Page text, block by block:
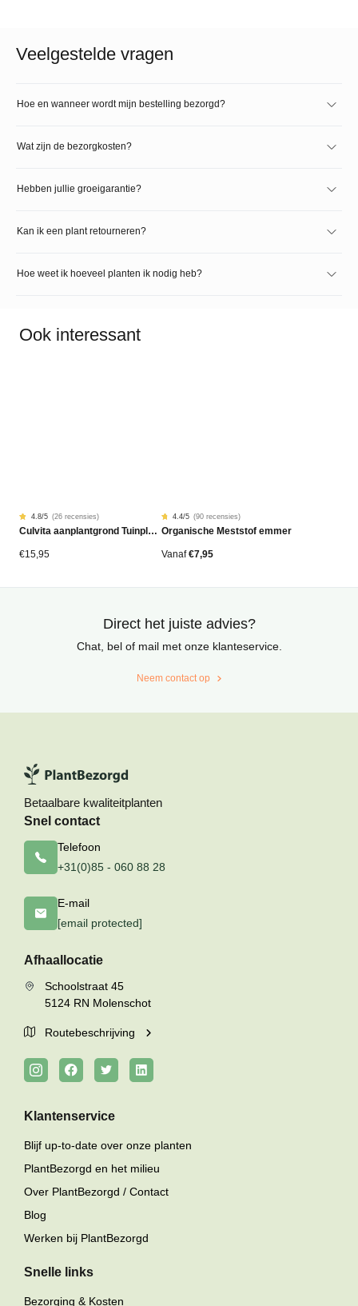
Veelgestelde vragen
Hoe en wanneer wordt mijn bestelling bezorgd?
Wat zijn de bezorgkosten?
Hebben jullie groeigarantie?
Kan ik een plant retourneren?
Hoe weet ik hoeveel planten ik nodig heb?
Ook interessant
Gewaardeerd
4.77
gebaseerd
op
26
4.8/5 (26 recensies)
Culvita aanplantgrond Tuinplanten, Bomen & Hagen BIO 40L
€15,95
Gewaardeerd
4.42
gebaseerd
op
90
4.4/5 (90 recensies)
Organische Meststof emmer
Vanaf €7,95
Direct het juiste advies?
Chat, bel of mail met onze klanteservice.
Neem contact op
Betaalbare kwaliteitplanten
Snel contact
Telefoon
+31(0)85 - 060 88 28
E-mail
[email protected]
Afhaallocatie
Schoolstraat 45
5124 RN Molenschot
Routebeschrijving
Klantenservice
Blijf up-to-date over onze planten
PlantBezorgd en het milieu
Over PlantBezorgd / Contact
Blog
Werken bij PlantBezorgd
Snelle links
Bezorging & Kosten